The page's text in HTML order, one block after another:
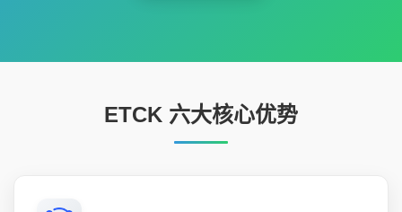
ETCK 六大核心优势